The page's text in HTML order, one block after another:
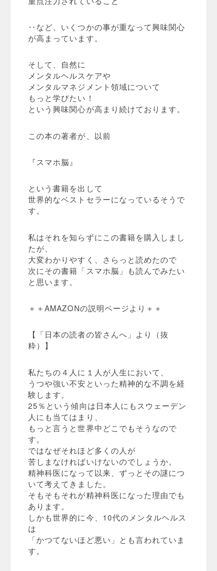
‥など、いくつかの事が重なって興味関心
が高まっています。
そして、自然に
メンタルヘルスケアや
メンタルマネジメント領域について
もっと学びたい！
という興味関心が高まり続けております。
この本の著者が、以前
『スマホ脳』
という書籍を出して
世界的なベストセラーになっているそうで
す。
私はそれを知らずにこの書籍を購入しまし
たが、
大変わかりやすく、さらっと読めたので
次にその書籍「スマホ脳」も読んでみたい
と思います。
＋＋AMAZONの説明ページより＋＋
【「日本の読者の皆さんへ」より（抜
粋）】
私たちの４人に１人が人生において、
うつや強い不安といった精神的な不調を経
験します。
25％という傾向は日本人にもスウェーデン
人にも当てはまり、
もっと言うと世界中どこでもそうなので
す。
ではなぜそれほど多くの人が
苦しまなければいけないのでしょうか。
精神科医になって以来、ずっとその謎につ
いて考えてきました。
そもそもそれが精神科医になった理由でも
あります。
しかも世界的に今、10代のメンタルヘルス
は
「かつてないほど悪い」とも言われていま
す。